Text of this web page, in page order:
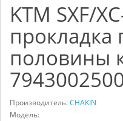
KTM SXF/
прокладка
половины
Производитель:CHAKIN
Модель: